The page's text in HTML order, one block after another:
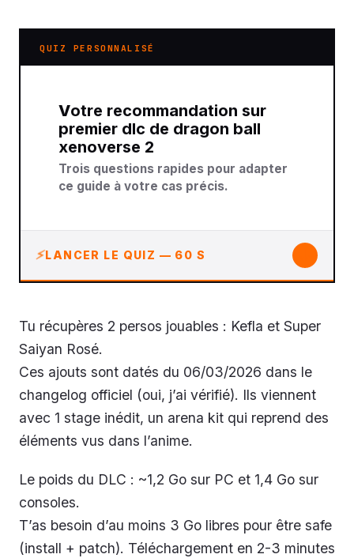
QUIZ PERSONNALISÉ
Votre recommandation sur
premier dlc de dragon ball
xenoverse 2
Trois questions rapides pour adapter
ce guide à votre cas précis.
LANCER LE QUIZ — 60 S
Tu récupères 2 persos jouables : Kefla et Super
Saiyan Rosé.
Ces ajouts sont datés du 06/03/2026 dans le
changelog officiel (oui, j’ai vérifié). Ils viennent
avec 1 stage inédit, un arena kit qui reprend des
éléments vus dans l’anime.
Le poids du DLC : ~1,2 Go sur PC et 1,4 Go sur
consoles.
T’as besoin d’au moins 3 Go libres pour être safe
(install + patch). Téléchargement en 2-3 minutes